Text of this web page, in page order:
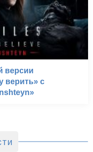
версии
верить» с